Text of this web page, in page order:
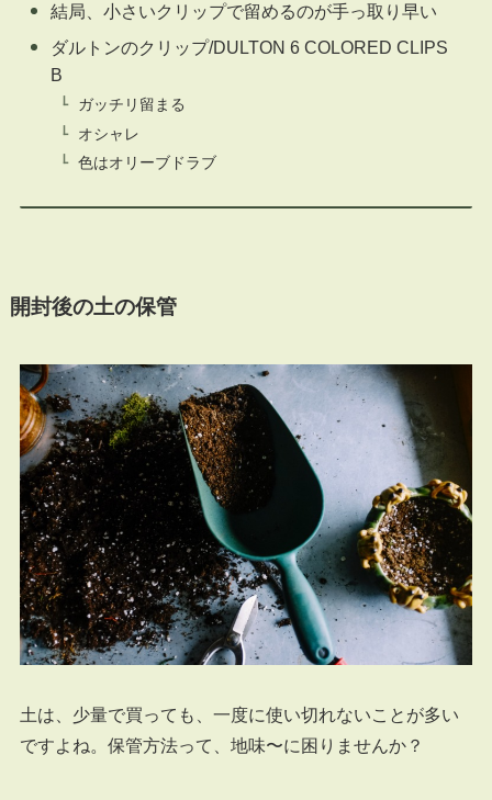
結局、小さいクリップで留めるのが手っ取り早い
ダルトンのクリップ/DULTON 6 COLORED CLIPS
B
ガッチリ留まる
オシャレ
色はオリーブドラブ
開封後の土の保管
土は、少量で買っても、一度に使い切れないことが多い
ですよね。保管方法って、地味〜に困りませんか？